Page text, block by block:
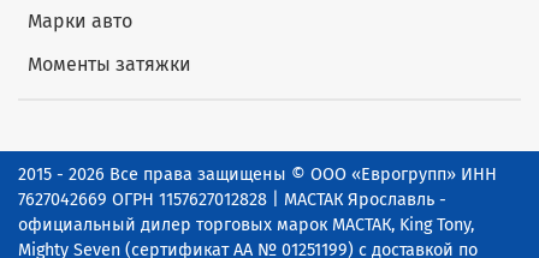
Марки авто
Моменты затяжки
2015 - 2026 Все права защищены © ООО «Еврогрупп» ИНН
7627042669 ОГРН 1157627012828 | МАСТАК Ярославль -
официальный дилер торговых марок МАСТАК, King Tony,
Mighty Seven (сертификат АА № 01251199) с доставкой по